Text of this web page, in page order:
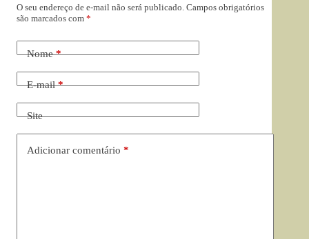
O seu endereço de e-mail não será publicado. Campos obrigatórios
são marcados com *
Nome*
E-mail*
Site
Adicionar comentário *